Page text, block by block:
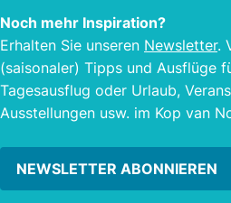
nach B ohne CO²“ werden
verantwortungsbewusst
und / oder produzierte
emissionsfrei ans Ziel
Noch mehr Inspiration?
Erhalten Sie unseren Newsletter.
(saisonaler) Tipps und Ausflüge
Tagesausflug oder Urlaub,
Ausstellungen usw. im Kop van
NEWSLETTER ABONNIEREN